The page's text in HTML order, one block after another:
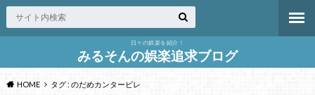
日々の娯楽を紹介！
みるそんの娯楽追求ブログ
HOME タグ : のだめカンタービレ